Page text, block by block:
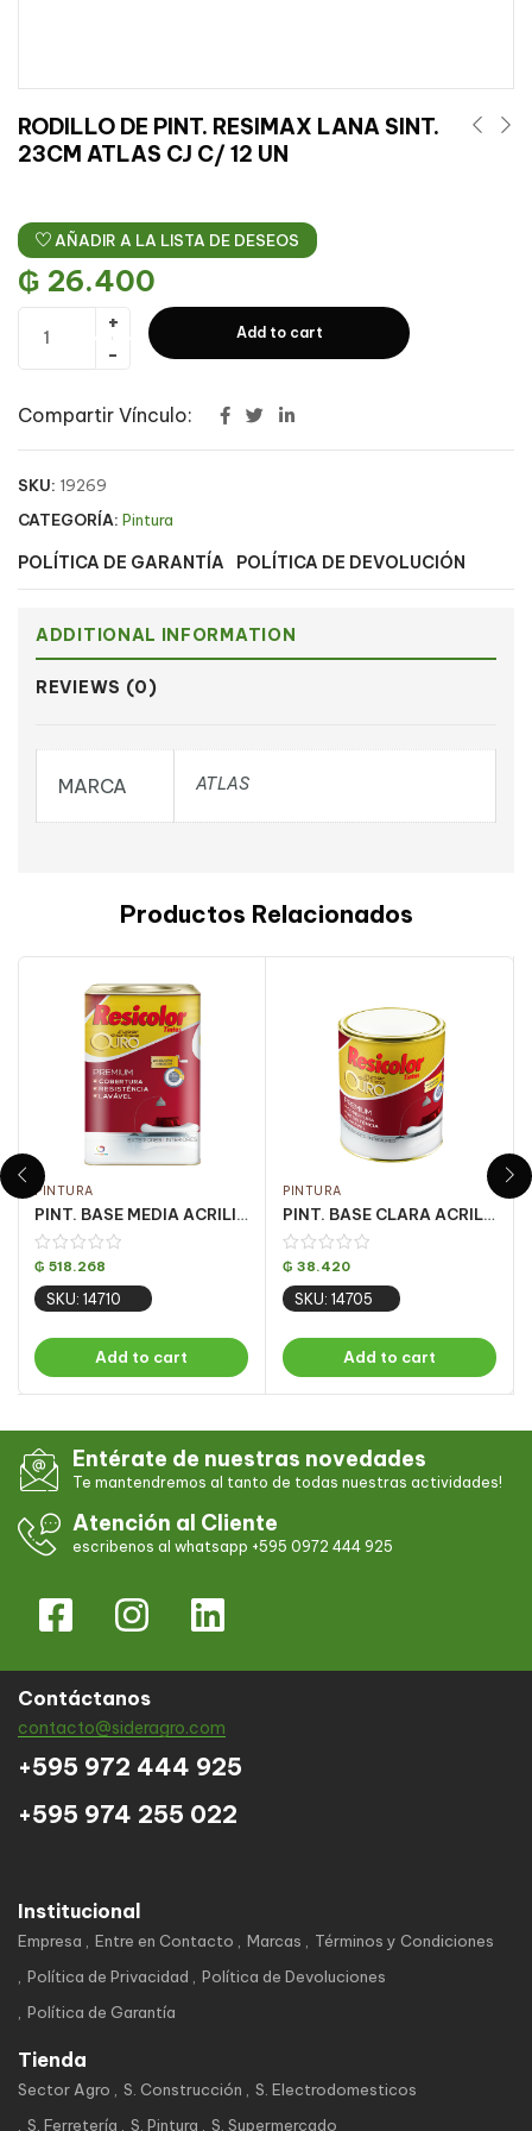
RODILLO DE PINT. RESIMAX LANA SINT.
23CM ATLAS CJ C/ 12 UN
AÑADIR A LA LISTA DE DESEOS
₲ 26.400
Add to cart
Compartir Vínculo:
SKU: 19269
CATEGORÍA: Pintura
POLÍTICA DE GARANTÍA POLÍTICA DE DEVOLUCIÓN
ADDITIONAL INFORMATION
REVIEWS (0)
MARCA ATLAS
Productos Relacionados
PINTURA
PINT. BASE MEDIA ACRILICA OURO FOSCO 16.2LT
₲ 518.268
SKU: 14710
Add to cart
PINTURA
PINT. BASE CLARA ACRILICA OURO FOSCO 810ML
₲ 38.420
SKU: 14705
Add to cart
Entérate de nuestras novedades
Te mantendremos al tanto de todas nuestras actividades!
Atención al Cliente
escribenos al whatsapp +595 0972 444 925
Contáctanos
contacto@sideragro.com
+595 972 444 925
+595 974 255 022
Institucional
Empresa Entre en Contacto Marcas
Términos y Condiciones
Política de Privacidad
Política de Devoluciones
Política de Garantía
Tienda
Sector Agro S. Construcción
S. Electrodomesticos
S. Ferretería
S. Pintura S. Supermercado